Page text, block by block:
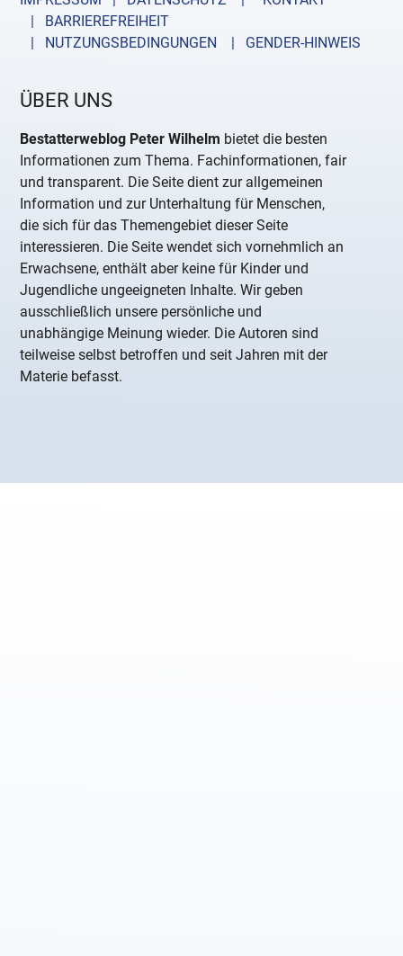
| BARRIEREFREIHEIT
| NUTZUNGSBEDINGUNGEN
| GENDER-HINWEIS
ÜBER UNS
Bestatterweblog Peter Wilhelm bietet die besten
Informationen zum Thema. Fachinformationen, fair
und transparent. Die Seite dient zur allgemeinen
Information und zur Unterhaltung für Menschen,
die sich für das Themengebiet dieser Seite
interessieren. Die Seite wendet sich vornehmlich an
Erwachsene, enthält aber keine für Kinder und
Jugendliche ungeeigneten Inhalte. Wir geben
ausschließlich unsere persönliche und
unabhängige Meinung wieder. Die Autoren sind
teilweise selbst betroffen und seit Jahren mit der
Materie befasst.